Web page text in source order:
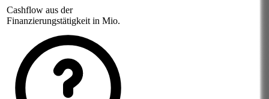
Cashflow aus der
Finanzierungstätigkeit in Mio.